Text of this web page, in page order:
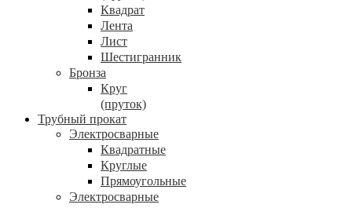
Квадрат
Лента
Лист
Шестигранник
Бронза
Круг
(пруток)
Трубный прокат
Электросварные
Квадратные
Круглые
Прямоугольные
Электросварные